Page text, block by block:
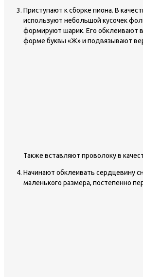
Приступают к сборке пиона. В
используют небольшой кусочек
формируют шарик. Его обклеивают
форме буквы «Ж» и подвязывают
Также вставляют проволоку в
Начинают обклеивать сердцевину
маленького размера, постепенно